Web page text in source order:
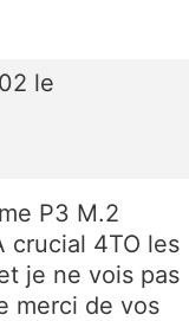
le
P3 M.2
crucial 4TO les
je ne vois pas
merci de vos